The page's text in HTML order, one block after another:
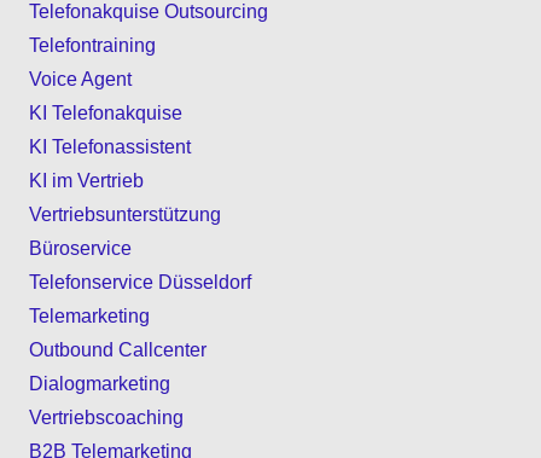
Telefonakquise Outsourcing
Telefontraining
Voice Agent
KI Telefonakquise
KI Telefonassistent
KI im Vertrieb
Vertriebsunterstützung
Büroservice
Telefonservice Düsseldorf
Telemarketing
Outbound Callcenter
Dialogmarketing
Vertriebscoaching
B2B Telemarketing